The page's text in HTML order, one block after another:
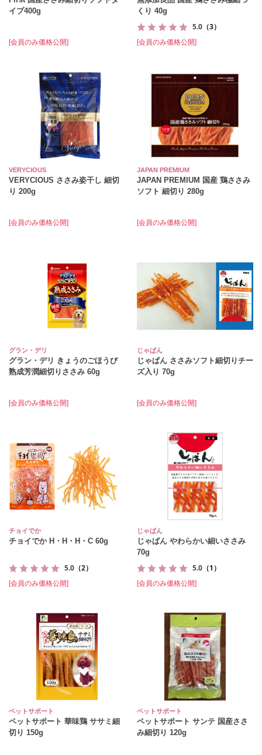
イプ400g
[会員のみ価格公開]
くり 40g
5.0 （3）
[会員のみ価格公開]
VERYCIOUS
VERYCIOUS ささみ姿干し 細切
り 200g
[会員のみ価格公開]
JAPAN PREMIUM
JAPAN PREMIUM 国産 鶏ささみ
ソフト 細切り 280g
[会員のみ価格公開]
グラン・デリ
グラン・デリ きょうのごほうび
熟成芳潤細切りささみ 60g
[会員のみ価格公開]
じゃぱん
じゃぱん ささみソフト細切りチー
ズ入り 70g
[会員のみ価格公開]
チョイでか
チョイでか H・H・H・C 60g
5.0 （2）
[会員のみ価格公開]
じゃぱん
じゃぱん やわらかい細いささみ
70g
5.0 （1）
[会員のみ価格公開]
ペットサポート
ペットサポート 華味鶏 ササミ細
切り 150g
ペットサポート
ペットサポート サンテ 国産ささ
み細切り 120g